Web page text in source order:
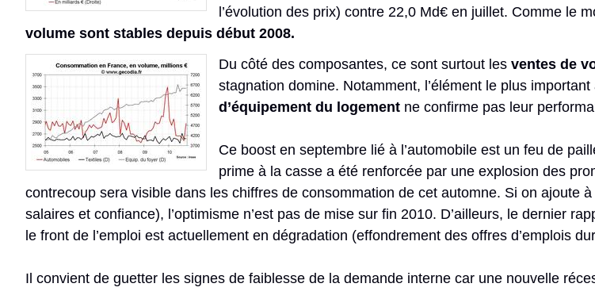
l’évolution des prix) contre 22,0 Md€ en juillet. Comme le
volume sont stables depuis début 2008.
Du côté des composantes, ce sont surtout les ventes de
stagnation domine. Notamment, l’élément le plus
d’équipement du logement ne confirme pas leur
Ce boost en septembre lié à l’automobile est un feu de
prime à la casse a été renforcée par une explosion des
contrecoup sera visible dans les chiffres de consommation de cet automne. Si on ajoute
salaires et confiance), l’optimisme n’est pas de mise sur fin 2010. D’ailleurs, le dernier
le front de l’emploi est actuellement en dégradation (effondrement des offres d’emplois
Il convient de guetter les signes de faiblesse de la demande interne car une nouvelle